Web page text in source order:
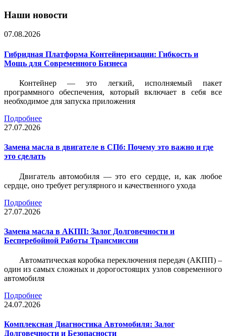
Наши новости
07.08.2026
Гибридная Платформа Контейнеризации: Гибкость и
Мощь для Современного Бизнеса
Контейнер — это легкий, исполняемый пакет
программного обеспечения, который включает в себя все
необходимое для запуска приложения
Подробнее
27.07.2026
Замена масла в двигателе в СПб: Почему это важно и где
это сделать
Двигатель автомобиля — это его сердце, и, как любое
сердце, оно требует регулярного и качественного ухода
Подробнее
27.07.2026
Замена масла в АКПП: Залог Долговечности и
Бесперебойной Работы Трансмиссии
Автоматическая коробка переключения передач (АКПП) –
один из самых сложных и дорогостоящих узлов современного
автомобиля
Подробнее
24.07.2026
Комплексная Диагностика Автомобиля: Залог
Долговечности и Безопасности